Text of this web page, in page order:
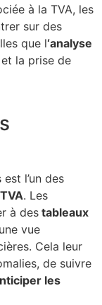
à la TVA, les
sur des
que l‘analyse
et la prise de
l’un des
. Les
à des tableaux
vue
Cela leur
de suivre
les